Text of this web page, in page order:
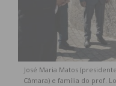
José Maria Matos
Câmara) e família do prof.